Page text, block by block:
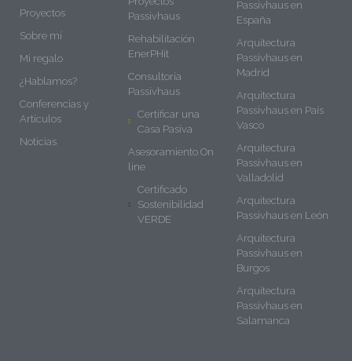
Proyectos
Sobre mí
Mi regalo
¿Hablamos?
Conferencias y
Artículos
Noticias
Passivhaus
Rehabilitación
EnerPHit
Consultoría
Passivhaus
Certificar una
Casa Pasiva
Asesoramiento On
line
Certificado
Sostenibilidad
VERDE
Passivhaus en
España
Arquitectura
Passivhaus en
Madrid
Arquitectura
Passivhaus en País
Vasco
Arquitectura
Passivhaus en
Valladolid
Arquitectura
Passivhaus en León
Arquitectura
Passivhaus en
Burgos
Arquitectura
Passivhaus en
Salamanca